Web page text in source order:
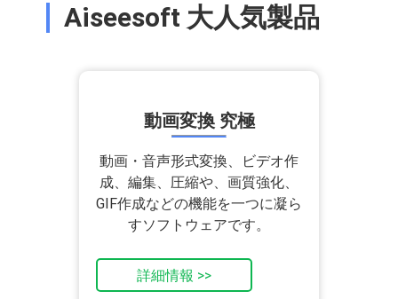
Aiseesoft 大人気製品
動画変換 究極
動画・音声形式変換、ビデオ作
成、編集、圧縮や、画質強化、
GIF作成などの機能を一つに凝ら
すソフトウェアです。
詳細情報 >>